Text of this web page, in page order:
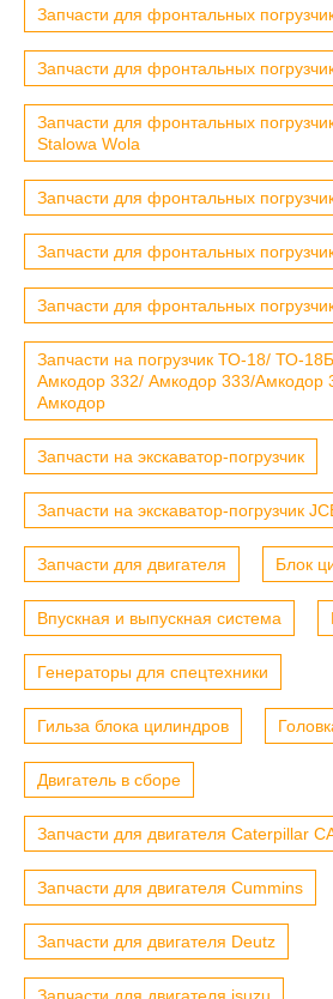
Запчасти для фронтальных
Запчасти для фронтальных
Запчасти для фронтальных
Stalowa Wola
Запчасти для фронтальных
Запчасти для фронтальных
Запчасти для фронтальных
Запчасти на погрузчик ТО-18/ ТО-
Амкодор 332/ Амкодор 333/Амкодор
Амкодор
Запчасти на экскаватор-погрузчик
Запчасти на экскаватор-погрузчик
Запчасти для двигателя Блок
Впускная и выпускная система
Генераторы для спецтехники
Гильза блока цилиндров
Двигатель в сборе
Запчасти для двигателя Caterpillar
Запчасти для двигателя Cummins
Запчасти для двигателя Deutz
Запчасти для двигателя isuzu